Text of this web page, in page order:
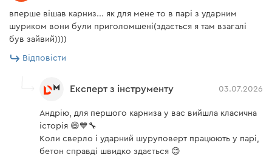
вперше вішав карниз... як для мене то в парі з ударним
шуриком вони були приголомшені(здається я там взагалі
був зайвий))))
Відповісти
Експерт з інструменту 03.07.2026
Андрію, для першого карниза у вас вийшла класична
історія 😄💙🔧
Коли сверло і ударний шуруповерт працюють у парі,
бетон справді швидко здається 😊